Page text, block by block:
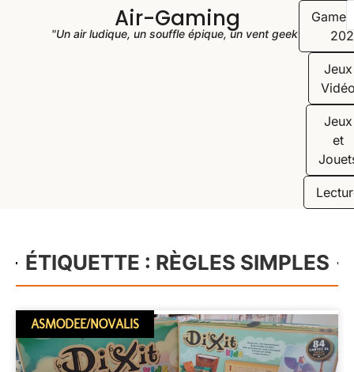
Air-Gaming
"Un air ludique, un souffle épique, un vent geek"
Jeux
Jeux
et
ÉTIQUETTE : RÈGLES SIMPLES
ASMODEE/NOVALIS